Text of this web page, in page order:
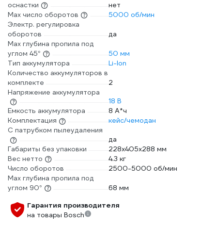
оснастки
нет
Max число оборотов
5000 об/мин
Электр. регулировка
оборотов
да
Max глубина пропила под
углом 45°
50 мм
Тип аккумулятора
Li-Ion
Количество аккумуляторов в
комплекте
2
Напряжение аккумулятора
18 В
Емкость аккумулятора
8 А*ч
Комплектация
кейс/чемодан
С патрубком пылеудаления
да
Габариты без упаковки
228х405х288 мм
Вес нетто
4.3 кг
Число оборотов
2500-5000 об/мин
Max глубина пропила под
углом 90°
68 мм
Гарантия производителя
на товары Bosch